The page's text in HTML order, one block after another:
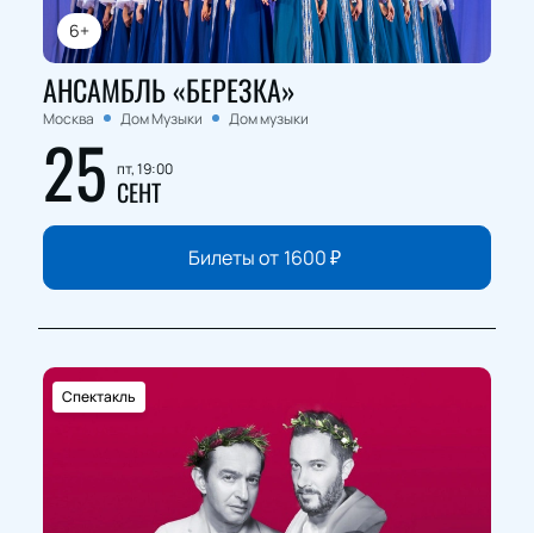
6+
АНСАМБЛЬ «БЕРЕЗКА»
Москва Дом Музыки Дом музыки
25 пт, 19:00
СЕНТ
Билеты от 1600₽
Спектакль